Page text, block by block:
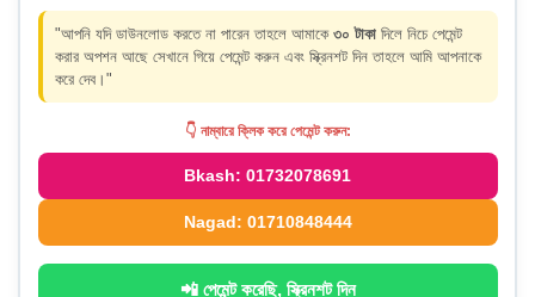
"আপনি যদি ডাউনলোড করতে না পারেন তাহলে আমাকে ৩০ টাকাদিলে নিচে পেমেন্ট
করার অপশন আছে সেখানে গিয়ে পেমেন্ট করুন এবং স্ক্রিনশট দিন তাহলে আমি আপনাকে
করে দেব।"
👇 নাম্বারে ক্লিক করে পেমেন্ট করুন:
Bkash: 01732078691
Nagad: 01710848444
📲 পেমেন্ট করেছি, স্ক্রিনশট দিন